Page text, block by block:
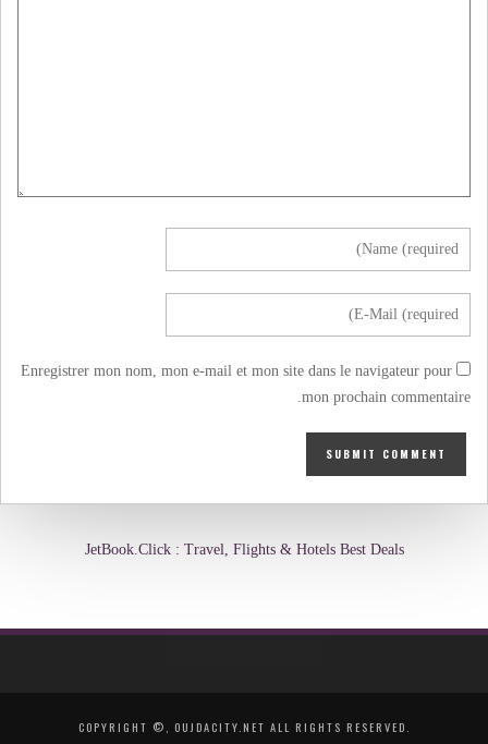
Enregistrer mon nom, mon e-mail et mon site dans le navigateur pour
mon prochain commentaire.
JetBook.Click : Travel, Flights & Hotels Best Deals
COPYRIGHT ©, OUJDACITY.NET ALL RIGHTS RESERVED.